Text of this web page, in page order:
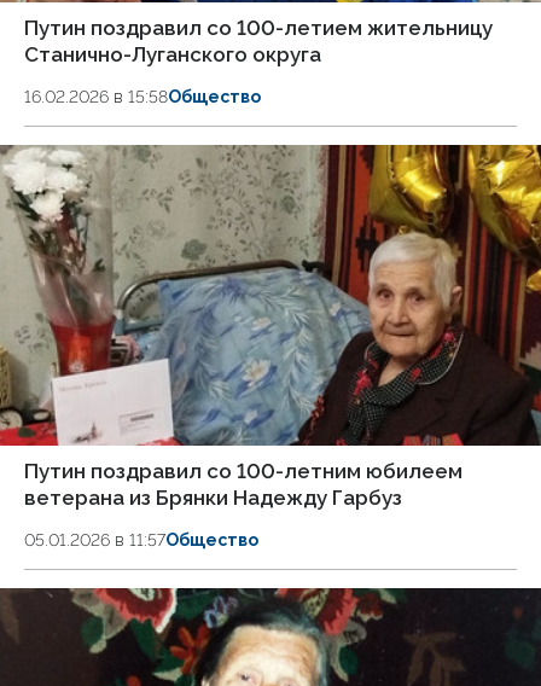
Путин поздравил со 100-летием жительницу
Станично-Луганского округа
16.02.2026 в 15:58Общество
Путин поздравил со 100-летним юбилеем
ветерана из Брянки Надежду Гарбуз
05.01.2026 в 11:57Общество